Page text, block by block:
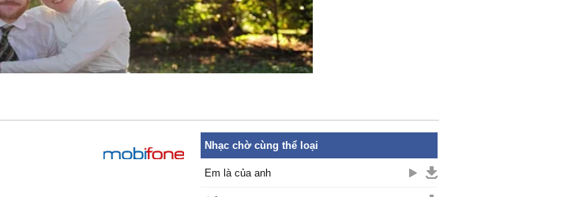
Nhạc chờ cùng thể loại
Em là của anh